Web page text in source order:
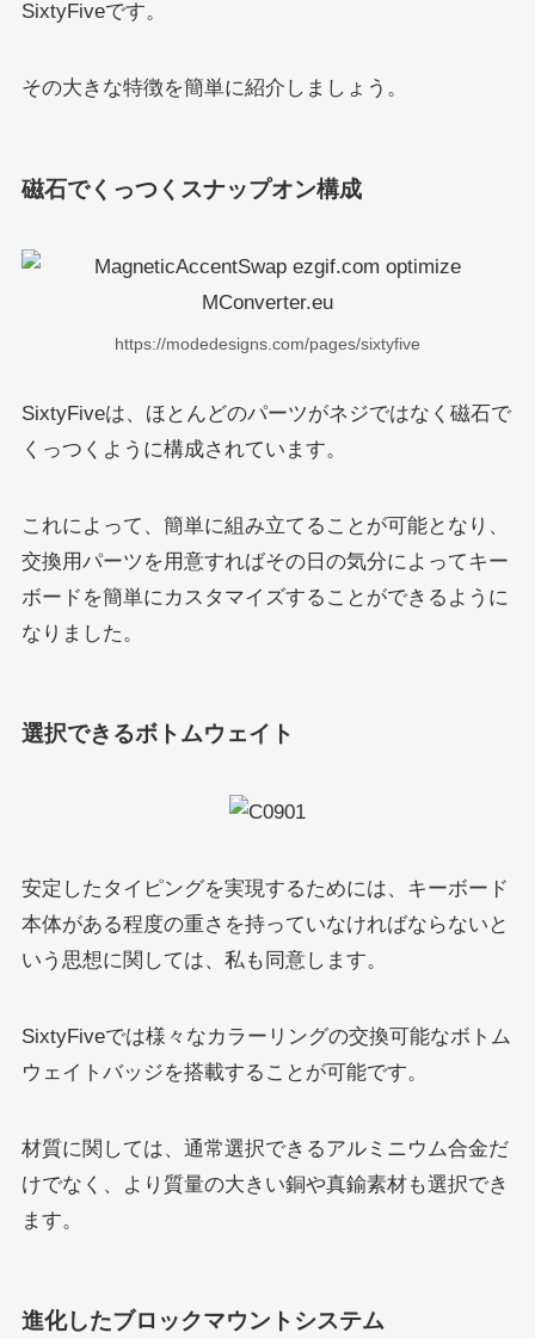
SixtyFiveです。
その大きな特徴を簡単に紹介しましょう。
磁石でくっつくスナップオン構成
https://modedesigns.com/pages/sixtyfive
SixtyFiveは、ほとんどのパーツがネジではなく磁石で
くっつくように構成されています。
これによって、簡単に組み立てることが可能となり、
交換用パーツを用意すればその日の気分によってキー
ボードを簡単にカスタマイズすることができるように
なりました。
選択できるボトムウェイト
安定したタイピングを実現するためには、キーボード
本体がある程度の重さを持っていなければならないと
いう思想に関しては、私も同意します。
SixtyFiveでは様々なカラーリングの交換可能なボトム
ウェイトバッジを搭載することが可能です。
材質に関しては、通常選択できるアルミニウム合金だ
けでなく、より質量の大きい銅や真鍮素材も選択でき
ます。
進化したブロックマウントシステム